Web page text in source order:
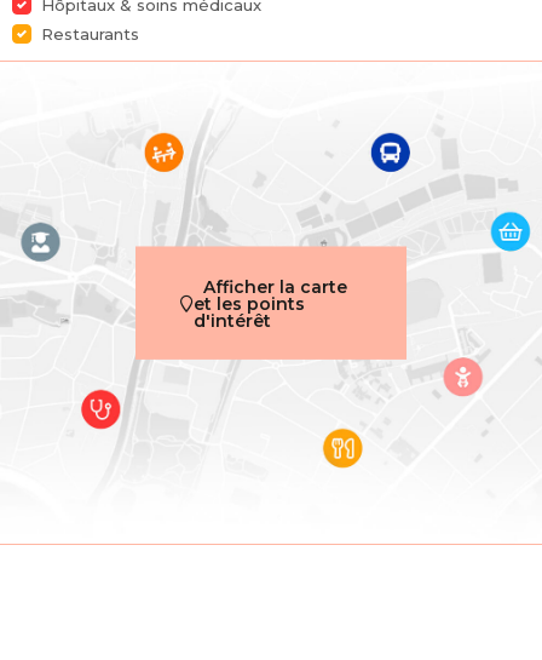
Surface habitable
Coûts & Frais
Valeur terrain (-) 100000 €
Valeur construction (-) 400000.5 €
Hôpitaux & soins médicaux
Restaurants
Afficher la carte
et les points
d'intérêt